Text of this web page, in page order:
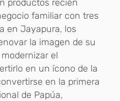
productos recién
familiar con tres
en Jayapura, los
la imagen de su
el
en un ícono de la
en la primera
de Papúa,